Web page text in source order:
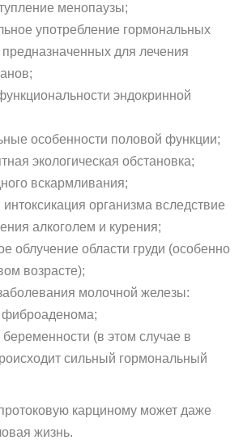
менопаузы;
употребление гормональных
для лечения
эндокринной
особенности половой функции;
экологическая обстановка;
вскармливания;
организма вследствие
алкоголем и курения;
облучение области груди (особенно
возрасте);
молочной железы:
фиброаденома;
(в этом случае в
сильный гормональный
карциному может даже
жизнь.